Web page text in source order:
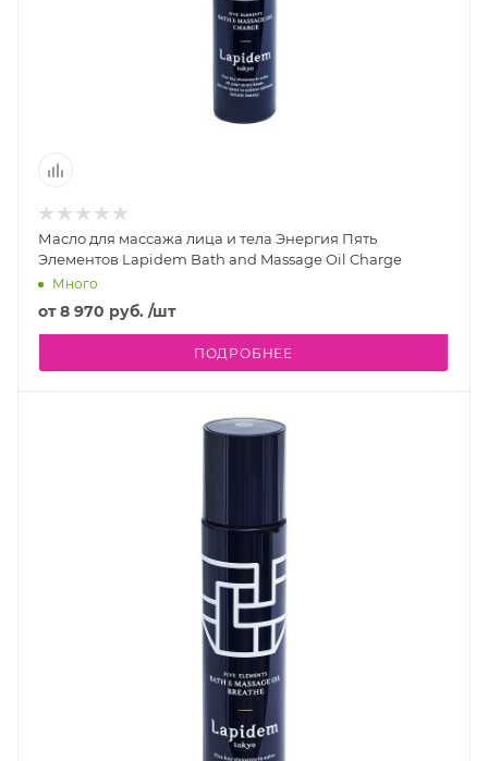
Масло для массажа лица и тела Энергия Пять
Элементов Lapidem Bath and Massage Oil Charge
Много
от8 970 руб. /шт
ПОДРОБНЕЕ